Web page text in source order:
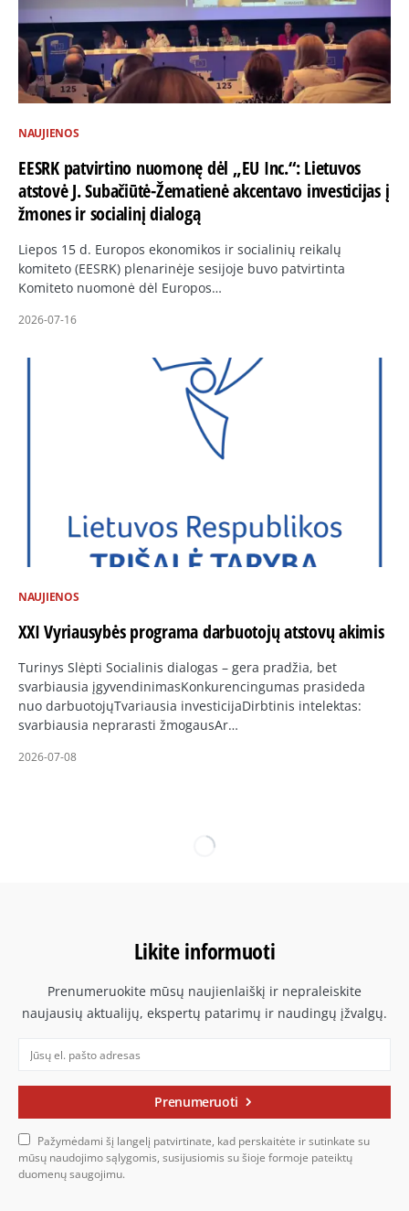
NAUJIENOS
EESRK patvirtino nuomonę dėl „EU Inc.“: Lietuvos
atstovė J. Subačiūtė-Žematienė akcentavo investicijas į
žmones ir socialinį dialogą
Liepos 15 d. Europos ekonomikos ir socialinių reikalų
komiteto (EESRK) plenarinėje sesijoje buvo patvirtinta
Komiteto nuomonė dėl Europos…
2026-07-16
NAUJIENOS
XXI Vyriausybės programa darbuotojų atstovų akimis
Turinys Slėpti Socialinis dialogas – gera pradžia, bet
svarbiausia įgyvendinimasKonkurencingumas prasideda
nuo darbuotojųTvariausia investicijaDirbtinis intelektas:
svarbiausia neprarasti žmogausAr…
2026-07-08
Likite informuoti
Prenumeruokite mūsų naujienlaiškį ir nepraleiskite
naujausių aktualijų, ekspertų patarimų ir naudingų įžvalgų.
Prenumeruoti
Pažymėdami šį langelį patvirtinate, kad perskaitėte ir sutinkate su
mūsų naudojimo sąlygomis, susijusiomis su šioje formoje pateiktų
duomenų saugojimu.